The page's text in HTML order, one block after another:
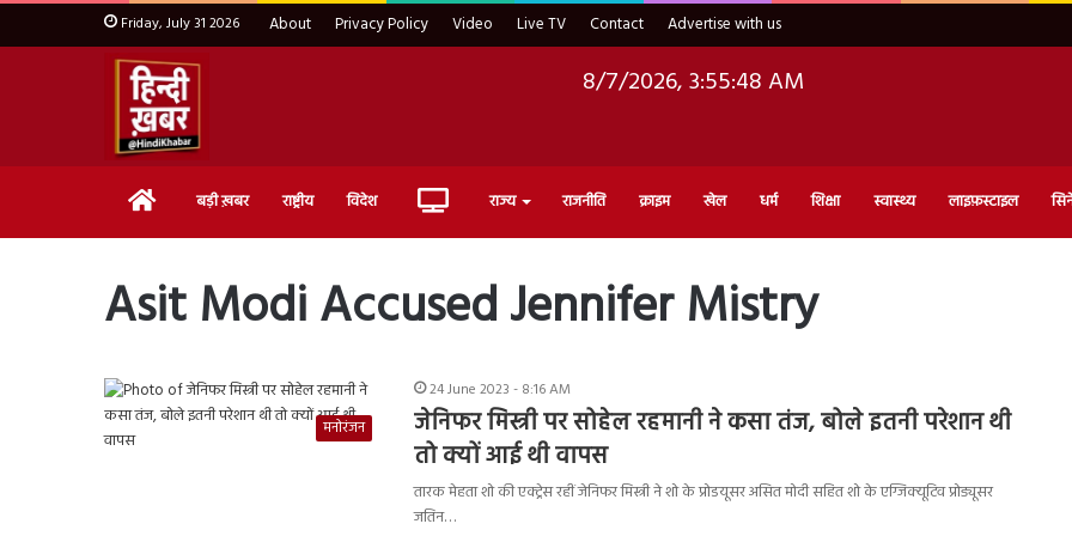
Friday, July 31 2026 About Privacy Policy Video Live TV Contact Advertise with us
8/7/2026, 3:55:49 AM
Home बड़ी ख़बर राष्ट्रीय विदेश Live राज्य राजनीति क्राइम खेल धर्म शिक्षा स्वास्थ्य लाइफ़स्टाइल
Asit Modi Accused Jennifer Mistry
मनोरंजन
24 June 2023 - 8:16 AM
जेनिफर मिस्त्री पर सोहेल रहमानी ने कसा तंज, बोले इतनी परेशान थी
तो क्यों आई थी वापस
तारक मेहता शो की एक्ट्रेस रहीं जेनिफर मिस्त्री ने शो के प्रोडयूसर असित मोदी सहित शो के एग्जिक्यूटिव प्रोड्यूसर
जतिन…